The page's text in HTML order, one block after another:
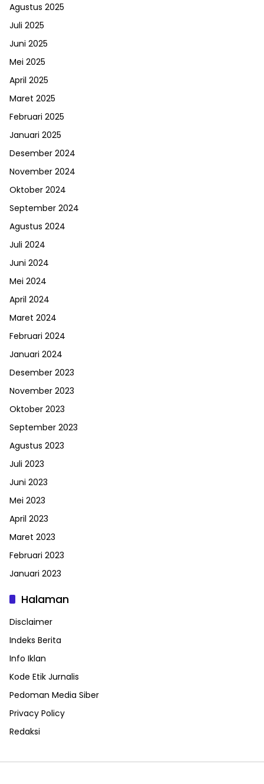
Agustus 2025
Juli 2025
Juni 2025
Mei 2025
April 2025
Maret 2025
Februari 2025
Januari 2025
Desember 2024
November 2024
Oktober 2024
September 2024
Agustus 2024
Juli 2024
Juni 2024
Mei 2024
April 2024
Maret 2024
Februari 2024
Januari 2024
Desember 2023
November 2023
Oktober 2023
September 2023
Agustus 2023
Juli 2023
Juni 2023
Mei 2023
April 2023
Maret 2023
Februari 2023
Januari 2023
Halaman
Disclaimer
Indeks Berita
Info Iklan
Kode Etik Jurnalis
Pedoman Media Siber
Privacy Policy
Redaksi